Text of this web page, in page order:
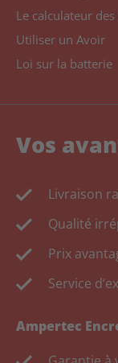
Le calculateur
Utiliser un Avoir
Loi sur la batterie
Vos
Livraison
Qualité
Prix
Service
Ampertec